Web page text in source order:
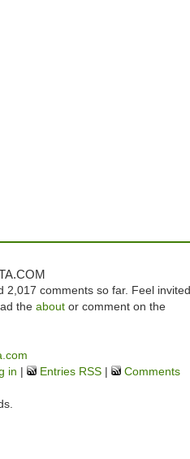
2,017 comments so far. Feel invited
the about or comment on the
in | Entries RSS |
Comments